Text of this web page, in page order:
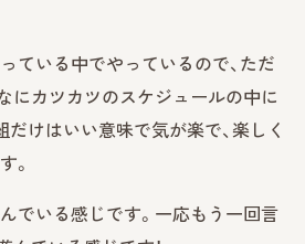
ている中でやっているので、ただ
にカツカツのスケジュールの中に
だけはいい意味で気が楽で、楽しく
。
でいる感じです。一応もう一回言